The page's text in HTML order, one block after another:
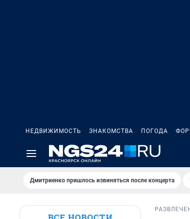
НЕДВИЖИМОСТЬ ЗНАКОМСТВА ПОГОДА
Дмитриенко пришлось извиняться после концертa